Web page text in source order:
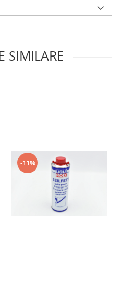
SIMILARE
-11%